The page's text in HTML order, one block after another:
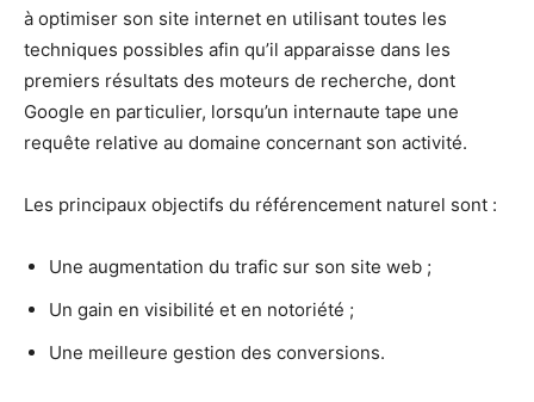
à optimiser son site internet en utilisant toutes les
techniques possibles afin qu’il apparaisse dans les
premiers résultats des moteurs de recherche, dont
Google en particulier, lorsqu’un internaute tape une
requête relative au domaine concernant son activité.
Les principaux objectifs du référencement naturel sont :
Une augmentation du trafic sur son site web ;
Un gain en visibilité et en notoriété ;
Une meilleure gestion des conversions.